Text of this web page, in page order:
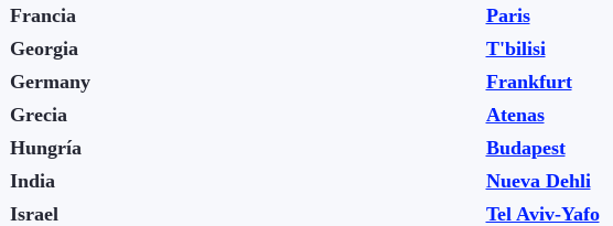
Francia
Paris
Georgia
T'bilisi
Germany
Frankfurt
Grecia
Atenas
Hungría
Budapest
India
Nueva Dehli
Israel
Tel Aviv-Yafo